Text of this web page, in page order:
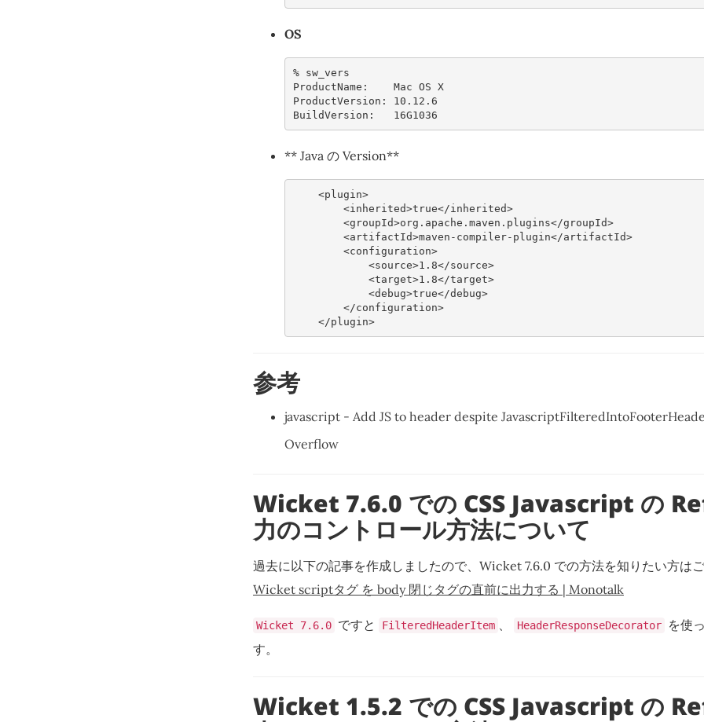
OS
%
ProductName:    Mac OS X
ProductVersion: 10.12.6
BuildVersion:   16G1036
** Java の Version**
<plugin>
<inherited>true</inherited>
<groupId>org.apache.maven.plugins</groupId>
<artifactId>maven-compiler-plugin</artifactId>
<configuration>
<source>1.8</source>
<target>1.8</target>
<debug>true</debug>
</configuration>
</plugin>
参考
javascript - Add JS to header despite
Overflow
Wicket 7.6.0 での CSS Javascript の
力のコントロール方法について
過去に以下の記事を作成しましたので、Wicket 7.6.0 での方法を知りたい方はご
Wicket scriptタグ を body 閉じタグの直前に出力する | Monotalk
Wicket 7.6.0 ですと FilteredHeaderItem 、 HeaderResponseDecorator
を使
す。
Wicket 1.5.2 での CSS Javascript の